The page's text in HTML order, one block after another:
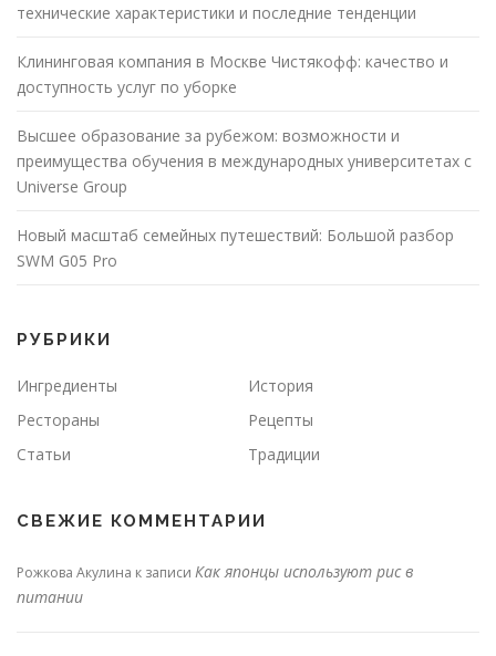
технические характеристики и последние тенденции
Клининговая компания в Москве Чистякофф: качество и
доступность услуг по уборке
Высшее образование за рубежом: возможности и
преимущества обучения в международных университетах с
Universe Group
Новый масштаб семейных путешествий: Большой разбор
SWM G05 Pro
РУБРИКИ
Ингредиенты
История
Рестораны
Рецепты
Статьи
Традиции
СВЕЖИЕ КОММЕНТАРИИ
Рожкова Акулина к записи Как японцы используют рис в
питании